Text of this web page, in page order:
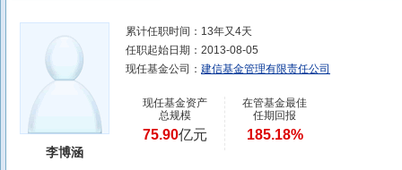
李博涵
累计任职时间： 13年又4天
任职起始日期： 2013-08-05
现任基金公司： 建信基金管理有限责任公司
现任基金资产
总规模
75.90亿元
在管基金最佳
任期回报
185.18%